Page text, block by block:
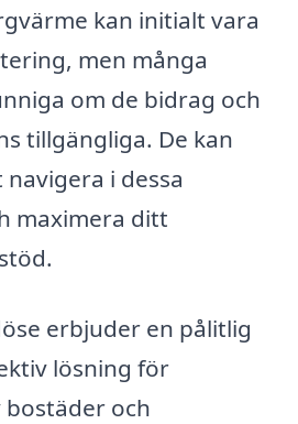
kan initialt vara
men många
om de bidrag och
tillgängliga. De kan
i dessa
maximera ditt
erbjuder en pålitlig
lösning för
och